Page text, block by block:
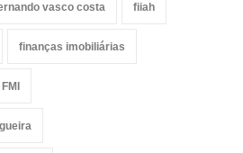
vasco costa fiiah
finanças imobiliárias
FMI